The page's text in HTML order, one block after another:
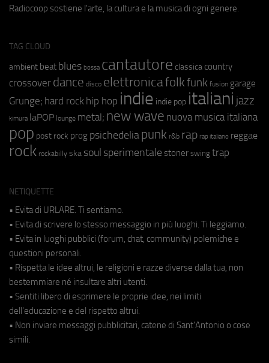
Radiocoop sostiene l'arte, la cultura e la musica di ogni genere.
TAG CLOUD
ambient beat blues bossa cantautore classica country
crossover dance disco elettronicafolkfunk fusion garage
Grunge; hard rock hip hop indie indie pop italiani jazz
kimura laPOP lounge metal; new wave nuova musica italiana
pop post rock prog psichedeliapunk r&b rap rap italiano reggae
rock rockabilly ska soul sperimentale stoner swing trap
NETIQUETTE
• Evita di URLARE. Ti sentiamo.
• Evita di scrivere lo stesso messaggio in più luoghi. Ti leggiamo.
• Evita in luoghi pubblici (forum, chat, community) polemiche e
questioni personali.
• Rispetta le idee altrui, le religioni e razze diverse dalla tua, non
bestemmiare né insultare altri utenti.
• Sentiti libero di esprimere le proprie idee, nei limiti
dell'educazione e del rispetto altrui.
• Non inviare messaggi pubblicitari, catene di Sant'Antonio o cose
simili.